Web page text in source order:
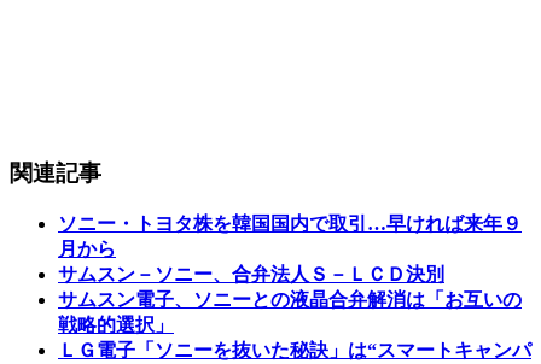
関連記事
ソニー・トヨタ株を韓国国内で取引…早ければ来年９
月から
サムスン－ソニー、合弁法人Ｓ－ＬＣＤ決別
サムスン電子、ソニーとの液晶合弁解消は「お互いの
戦略的選択」
ＬＧ電子「ソニーを抜いた秘訣」は“スマートキャンパ